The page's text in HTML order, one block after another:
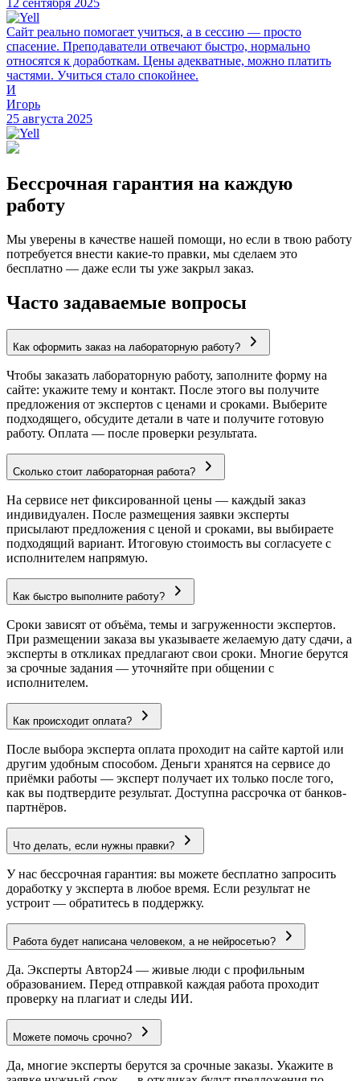
Сайт реально помогает учиться, а в сессию — просто
спасение. Преподаватели отвечают быстро, нормально
относятся к доработкам. Цены адекватные, можно платить
частями. Учиться стало спокойнее.
И
Игорь
25 августа 2025
Бессрочная гарантия на каждую
работу
Мы уверены в качестве нашей помощи, но если в твою работу
потребуется внести какие-то правки, мы сделаем это
бесплатно — даже если ты уже закрыл заказ.
Часто задаваемые вопросы
Как оформить заказ на лабораторную работу?
Чтобы заказать лабораторную работу, заполните форму на
сайте: укажите тему и контакт. После этого вы получите
предложения от экспертов с ценами и сроками. Выберите
подходящего, обсудите детали в чате и получите готовую
работу. Оплата — после проверки результата.
Сколько стоит лабораторная работа?
На сервисе нет фиксированной цены — каждый заказ
индивидуален. После размещения заявки эксперты
присылают предложения с ценой и сроками, вы выбираете
подходящий вариант. Итоговую стоимость вы согласуете с
исполнителем напрямую.
Как быстро выполните работу?
Сроки зависят от объёма, темы и загруженности экспертов.
При размещении заказа вы указываете желаемую дату сдачи, а
эксперты в откликах предлагают свои сроки. Многие берутся
за срочные задания — уточняйте при общении с
исполнителем.
Как происходит оплата?
После выбора эксперта оплата проходит на сайте картой или
другим удобным способом. Деньги хранятся на сервисе до
приёмки работы — эксперт получает их только после того,
как вы подтвердите результат. Доступна рассрочка от банков-
партнёров.
Что делать, если нужны правки?
У нас бессрочная гарантия: вы можете бесплатно запросить
доработку у эксперта в любое время. Если результат не
устроит — обратитесь в поддержку.
Работа будет написана человеком, а не нейросетью?
Да. Эксперты Автор24 — живые люди с профильным
образованием. Перед отправкой каждая работа проходит
проверку на плагиат и следы ИИ.
Можете помочь срочно?
Да, многие эксперты берутся за срочные заказы. Укажите в